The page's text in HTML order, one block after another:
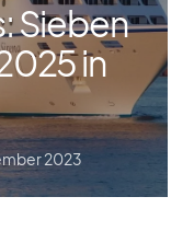
Sieben
in
2023